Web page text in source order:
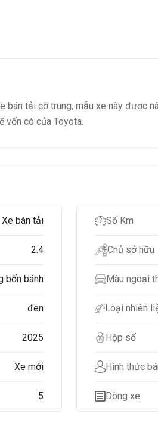
bán tải cỡ trung, mẫu xe này được
vốn có của Toyota.
Xe bán tải
2.4
bốn bánh
đen
2025
Xe mới
5
Số Km
Chủ sở hữu
Màu ngoại
Loại nhiên
Hộp số
Hình thức
Dòng xe